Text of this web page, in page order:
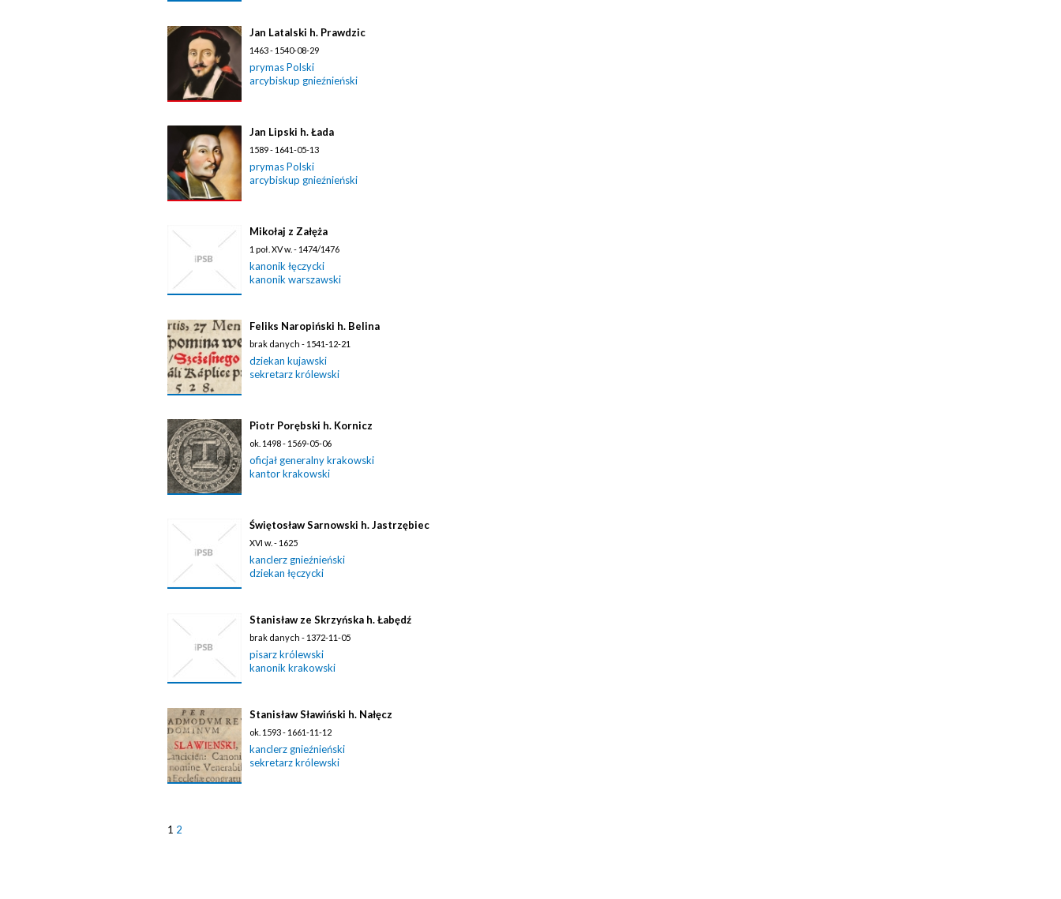
Jan Latalski h. Prawdzic
1463 - 1540-08-29
prymas Polski
arcybiskup gnieźnieński
Jan Lipski h. Łada
1589 - 1641-05-13
prymas Polski
arcybiskup gnieźnieński
Mikołaj z Załęża
1 poł. XV w. - 1474/1476
kanonik łęczycki
kanonik warszawski
Feliks Naropiński h. Belina
brak danych - 1541-12-21
dziekan kujawski
sekretarz królewski
Piotr Porębski h. Kornicz
ok. 1498 - 1569-05-06
oficjał generalny krakowski
kantor krakowski
Świętosław Sarnowski h. Jastrzębiec
XVI w. - 1625
kanclerz gnieźnieński
dziekan łęczycki
Stanisław ze Skrzyńska h. Łabędź
brak danych - 1372-11-05
pisarz królewski
kanonik krakowski
Stanisław Sławiński h. Nałęcz
ok. 1593 - 1661-11-12
kanclerz gnieźnieński
sekretarz królewski
1 2